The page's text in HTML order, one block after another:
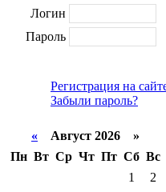
Логин
Пароль
Регистрация на
Забыли пароль?
« Август 2026 »
Пн Вт Ср Чт Пт Сб Вс
1
2